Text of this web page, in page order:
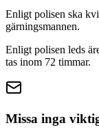
Enligt polisen ska
gärningsmannen.
Enligt polisen leds
tas inom 72 timmar.
Missa inga